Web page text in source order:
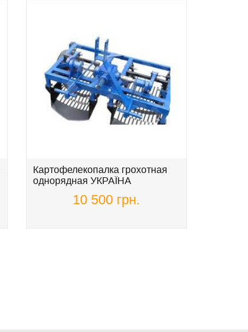
Картофелекопалка грохотная
однорядная УКРАЇНА
10 500 грн.